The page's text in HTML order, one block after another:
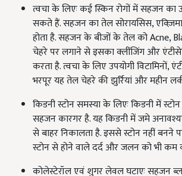
त्वचा के लिएः कई स्किन रोगों में सहजन
सकते हैं. सहजन का तेल सोरायसिस,
होता है. सहजन के बीजों के तेल को Acne,
चेहरे पर लगाने सेइसका क्लींजिंग और
करता है. त्वचा के लिए उपयोगी विटामिनों,
भरपूर यह तेल चेहरे की झुर्रियां और महीन
किडनी स्टोन समस्या के लिएः किडनी में
सहजन कारगर है. यह किडनी में जमे
से बाहर निकालता है. इससे स्टोन नहीं बनने
स्टोन से होने वाले दर्द और जलन को भी कम
कोलेस्टेरॉल एवं शुगर लेवल घटाएः सहजन